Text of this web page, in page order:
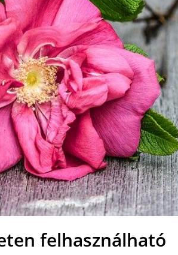
felhasználható